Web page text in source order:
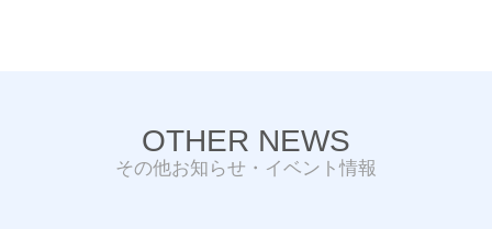
OTHER NEWS
その他お知らせ・イベント情報